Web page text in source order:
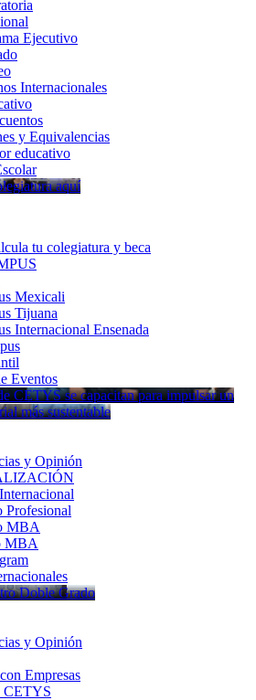
Ejecutivo
Internacionales
y Equivalencias
educativo
aquí
tu colegiatura y beca
Mexicali
Tijuana
Internacional Ensenada
Eventos
CETYS se capacitan para impulsar un
más sustentable
y Opinión
Profesional
MBA
MBA
Doble Grado
y Opinión
Empresas
CETYS